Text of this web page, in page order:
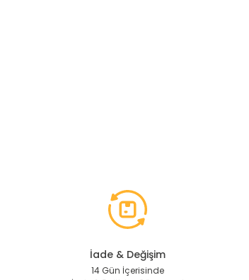
İade & Değişim
14 Gün İçerisinde